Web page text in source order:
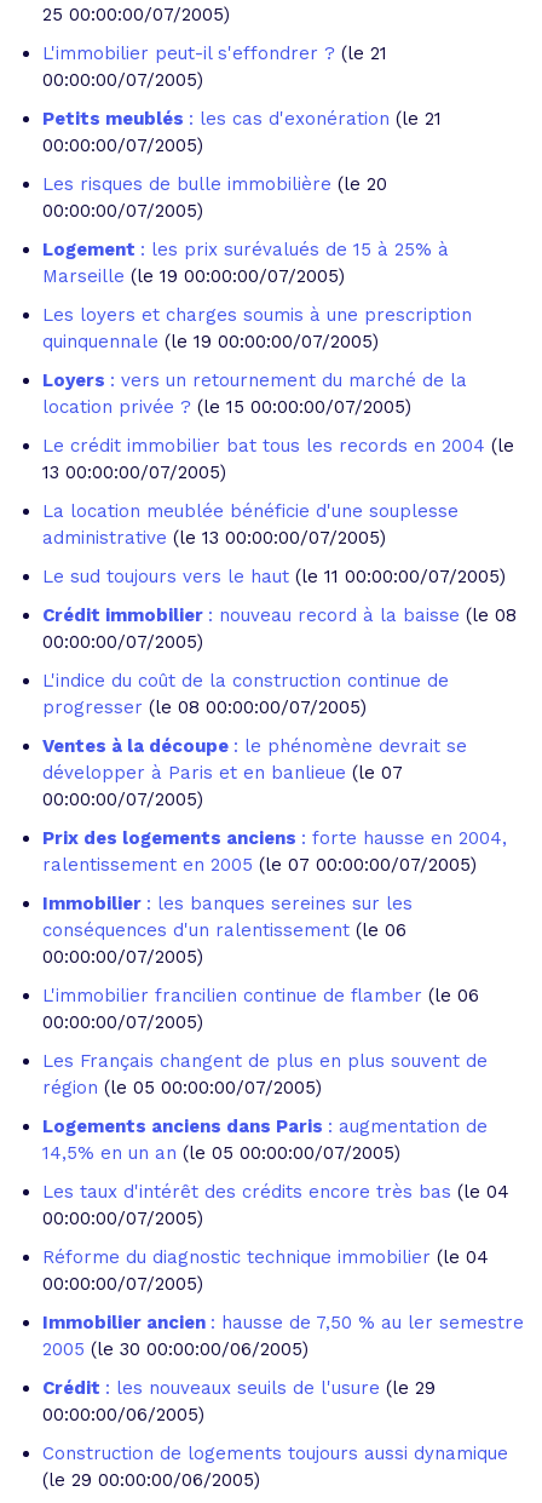
25 00:00:00/07/2005)
L'immobilier peut-il s'effondrer ? (le 21
00:00:00/07/2005)
Petits meublés : les cas d'exonération (le 21
00:00:00/07/2005)
Les risques de bulle immobilière (le 20
00:00:00/07/2005)
Logement : les prix surévalués de 15 à 25% à
Marseille (le 19 00:00:00/07/2005)
Les loyers et charges soumis à une prescription
quinquennale (le 19 00:00:00/07/2005)
Loyers : vers un retournement du marché de la
location privée ? (le 15 00:00:00/07/2005)
Le crédit immobilier bat tous les records en 2004 (le
13 00:00:00/07/2005)
La location meublée bénéficie d'une souplesse
administrative (le 13 00:00:00/07/2005)
Le sud toujours vers le haut (le 11 00:00:00/07/2005)
Crédit immobilier : nouveau record à la baisse (le 08
00:00:00/07/2005)
L'indice du coût de la construction continue de
progresser (le 08 00:00:00/07/2005)
Ventes à la découpe : le phénomène devrait se
développer à Paris et en banlieue (le 07
00:00:00/07/2005)
Prix des logements anciens : forte hausse en 2004,
ralentissement en 2005 (le 07 00:00:00/07/2005)
Immobilier : les banques sereines sur les
conséquences d'un ralentissement (le 06
00:00:00/07/2005)
L'immobilier francilien continue de flamber (le 06
00:00:00/07/2005)
Les Français changent de plus en plus souvent de
région (le 05 00:00:00/07/2005)
Logements anciens dans Paris : augmentation de
14,5% en un an (le 05 00:00:00/07/2005)
Les taux d'intérêt des crédits encore très bas (le 04
00:00:00/07/2005)
Réforme du diagnostic technique immobilier (le 04
00:00:00/07/2005)
Immobilier ancien : hausse de 7,50 % au ler semestre
2005 (le 30 00:00:00/06/2005)
Crédit : les nouveaux seuils de l'usure (le 29
00:00:00/06/2005)
Construction de logements toujours aussi dynamique
(le 29 00:00:00/06/2005)